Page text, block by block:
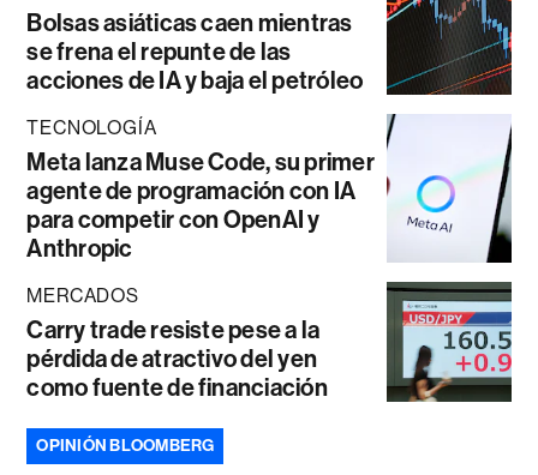
Bolsas asiáticas caen mientras
se frena el repunte de las
acciones de IA y baja el petróleo
TECNOLOGÍA
Meta lanza Muse Code, su primer
agente de programación con IA
para competir con OpenAI y
Anthropic
MERCADOS
Carry trade resiste pese a la
pérdida de atractivo del yen
como fuente de financiación
OPINIÓN BLOOMBERG